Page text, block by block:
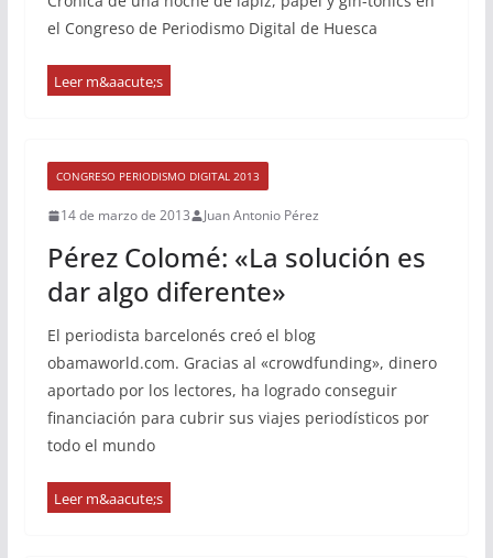
el Congreso de Periodismo Digital de Huesca
CONGRESO PERIODISMO DIGITAL 2013
14 de marzo de 2013 Juan Antonio Pérez
Pérez Colomé: «La solución es
dar algo diferente»
El periodista barcelonés creó el blog
obamaworld.com. Gracias al «crowdfunding», dinero
aportado por los lectores, ha logrado conseguir
financiación para cubrir sus viajes periodísticos por
todo el mundo